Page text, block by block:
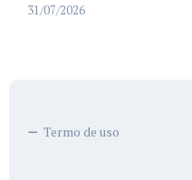
31/07/2026
Termo de uso